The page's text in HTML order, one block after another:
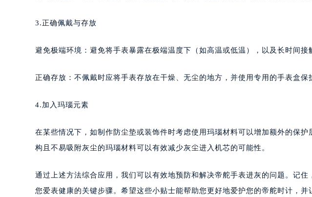
3.正确佩戴与存放
避免极端环境：避免将手表暴露在极端温度下（如高温或低温），以及长时间接
正确存放：不佩戴时应将手表存放在干燥、无尘的地方，并使用专用的手表盒保
4.加入玛瑙元素
在某些情况下，如制作防尘垫或装饰件时考虑使用玛瑙材料可以增加额外的保
构且不易吸附灰尘的玛瑙材料可以有效减少灰尘进入机芯的可能性。
通过上述方法综合应用，我们可以有效地预防和解决帝舵手表进灰的问题。记
您爱表健康的关键步骤。希望这些小贴士能帮助您更好地爱护您的帝舵时计，